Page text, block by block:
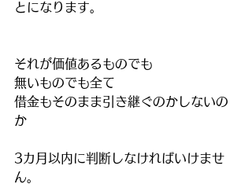
とになります。
それが価値あるものでも
無いものでも全て
借金もそのまま引き継ぐのかしないの
か
3カ月以内に判断しなければいけませ
ん。